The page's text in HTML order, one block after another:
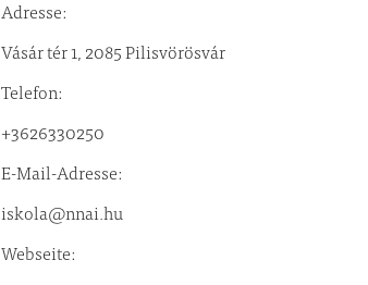
Adresse:
Vásár tér 1, 2085 Pilisvörösvár
Telefon:
+3626330250
E-Mail-Adresse:
iskola@nnai.hu
Webseite: